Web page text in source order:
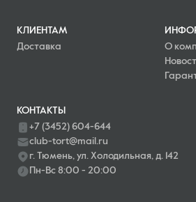
КЛИЕНТАМ
Доставка
О
КОНТАКТЫ
+7 (3452) 604-644
club-tort@mail.ru
г. Тюмень, ул. Холодильная, д. 142
Пн-Вс 8:00 - 20:00